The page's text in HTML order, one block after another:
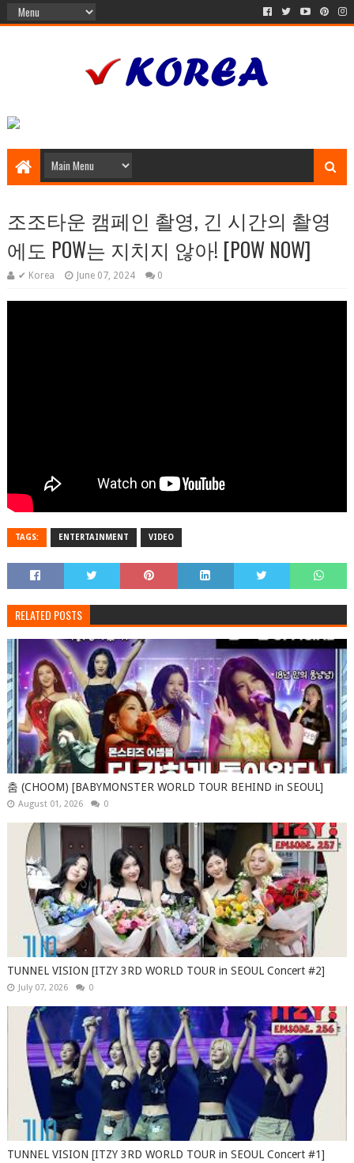
조조타운 캠페인 촬영, 긴 시간의 촬영
에도 POW는 지치지 않아! [POW NOW]
✔ Korea June 07, 2024 0
TAGS: ENTERTAINMENT VIDEO
RELATED POSTS
춤 (CHOOM) [BABYMONSTER WORLD TOUR BEHIND in SEOUL]
August 01, 2026 0
TUNNEL VISION [ITZY 3RD WORLD TOUR in SEOUL Concert #2]
July 07, 2026 0
TUNNEL VISION [ITZY 3RD WORLD TOUR in SEOUL Concert #1]